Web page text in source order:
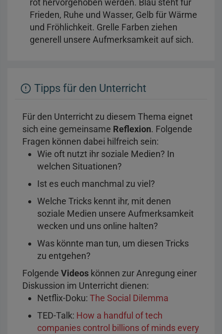
rot hervorgehoben werden. Blau steht für
Frieden, Ruhe und Wasser, Gelb für Wärme
und Fröhlichkeit. Grelle Farben ziehen
generell unsere Aufmerksamkeit auf sich.
Tipps für den Unterricht
Für den Unterricht zu diesem Thema eignet
sich eine gemeinsame Reflexion. Folgende
Fragen können dabei hilfreich sein:
Wie oft nutzt ihr soziale Medien? In
welchen Situationen?
Ist es euch manchmal zu viel?
Welche Tricks kennt ihr, mit denen
soziale Medien unsere Aufmerksamkeit
wecken und uns online halten?
Was könnte man tun, um diesen Tricks
zu entgehen?
Folgende Videos können zur Anregung einer
Diskussion im Unterricht dienen:
Netflix-Doku: The Social Dilemma
TED-Talk: How a handful of tech
companies control billions of minds every